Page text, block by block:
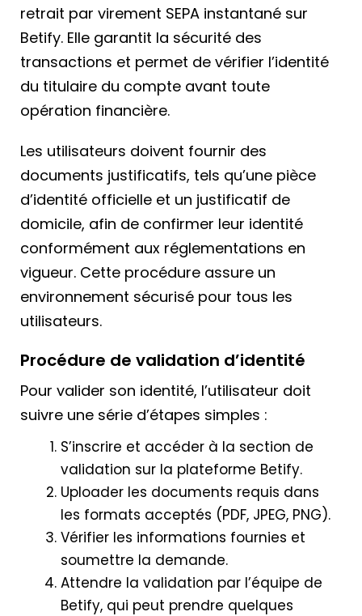
retrait par virement SEPA instantané sur
Betify. Elle garantit la sécurité des
transactions et permet de vérifier l’identité
du titulaire du compte avant toute
opération financière.
Les utilisateurs doivent fournir des
documents justificatifs, tels qu’une pièce
d’identité officielle et un justificatif de
domicile, afin de confirmer leur identité
conformément aux réglementations en
vigueur. Cette procédure assure un
environnement sécurisé pour tous les
utilisateurs.
Procédure de validation d’identité
Pour valider son identité, l’utilisateur doit
suivre une série d’étapes simples :
S’inscrire et accéder à la section de
validation sur la plateforme Betify.
Uploader les documents requis dans
les formats acceptés (PDF, JPEG, PNG).
Vérifier les informations fournies et
soumettre la demande.
Attendre la validation par l’équipe de
Betify, qui peut prendre quelques